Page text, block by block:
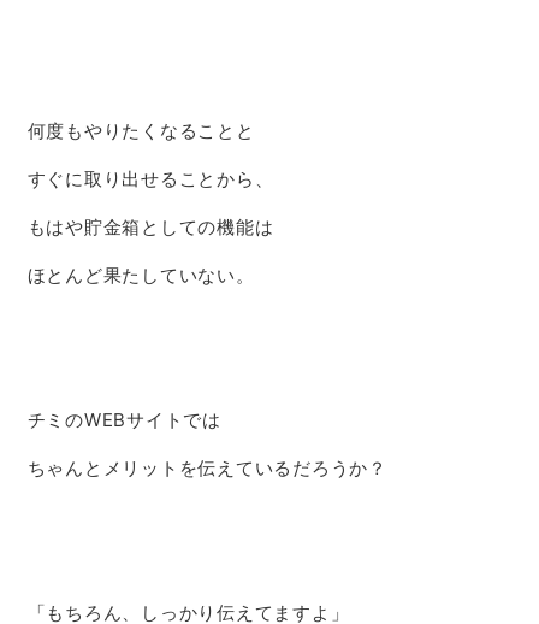
何度もやりたくなることと
すぐに取り出せることから、
もはや貯金箱としての機能は
ほとんど果たしていない。
チミのWEBサイトでは
ちゃんとメリットを伝えているだろうか？
「もちろん、しっかり伝えてますよ」